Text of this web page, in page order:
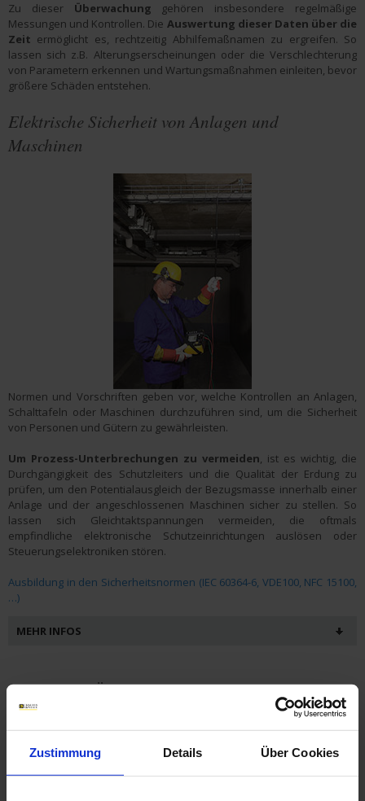
Zustimmung Details Über Cookies
Zu dieser Überwachung gehören insbesondere regelmäßige
Messungen und Kontrollen. Die Auswertung dieser Daten über die
Zeit ermöglicht es, rechtzeitig Abhilfemaßnamen zu ergreifen. So
lassen sich z.B. Alterungserscheinungen oder die Verschlechterung
von Parametern erkennen und Wartungsmaßnahmen einleiten, bevor
größere Schäden entstehen.
Elektrische Sicherheit von Anlagen und
Maschinen
Normen und Vorschriften geben vor, welche Kontrollen an Anlagen,
Schalttafeln oder Maschinen durchzuführen sind, um die Sicherheit
von Personen und Gütern zu gewährleisten.
Um Prozess-Unterbrechungen zu vermeiden, ist es wichtig, die
Durchgängigkeit des Schutzleiters und die Qualität der Erdung zu
prüfen, um den Potentialausgleich der Bezugsmasse innerhalb einer
Anlage und der angeschlossenen Maschinen sicher zu stellen. So
lassen sich Gleichtaktspannungen vermeiden, die oftmals
empfindliche elektronische Schutzeinrichtungen auslösen oder
Steuerungselektroniken stören.
Ausbildung in den Sicherheitsnormen (IEC 60364-6, VDE100, NFC 15100,
…)
MEHR INFOS
Thermische Überprüfungen